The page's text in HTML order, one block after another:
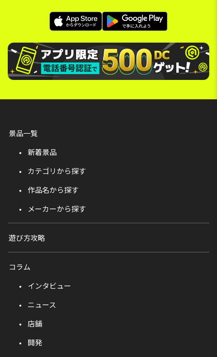
景品一覧
新着景品
カテゴリから探す
作品名から探す
メーカーから探す
遊び方攻略
コラム
インタビュー
ニュース
店舗
開発